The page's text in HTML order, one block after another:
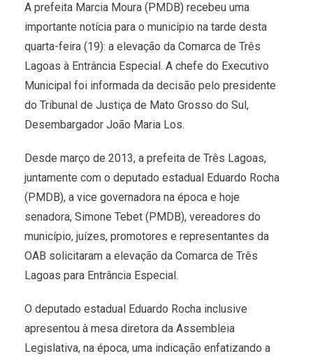
A prefeita Marcia Moura (PMDB) recebeu uma
importante notícia para o município na tarde desta
quarta-feira (19): a elevação da Comarca de Três
Lagoas à Entrância Especial. A chefe do Executivo
Municipal foi informada da decisão pelo presidente
do Tribunal de Justiça de Mato Grosso do Sul,
Desembargador João Maria Los.
Desde março de 2013, a prefeita de Três Lagoas,
juntamente com o deputado estadual Eduardo Rocha
(PMDB), a vice governadora na época e hoje
senadora, Simone Tebet (PMDB), vereadores do
município, juízes, promotores e representantes da
OAB solicitaram a elevação da Comarca de Três
Lagoas para Entrância Especial.
O deputado estadual Eduardo Rocha inclusive
apresentou à mesa diretora da Assembleia
Legislativa, na época, uma indicação enfatizando a